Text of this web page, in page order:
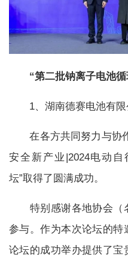
“第二批钠离子电池
1、湖南德赛电池有限
在各方共同努力与协作
安全新产业|2024电动
坛”取得了圆满成功。
特别感谢各地协会（
参与。作为本次论坛的特
论坛的成功举办提供了宝